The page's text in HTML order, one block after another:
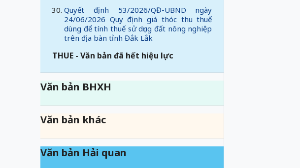
Quyết định 53/2026/QĐ-UBND ngày
24/06/2026 Quy định giá thóc thu thuế
dùng để tính thuế sử dụng đất nông nghiệp
trên địa bàn tỉnh Đắk Lắk
THUE - Văn bản đã hết hiệu lực
Văn bản BHXH
Văn bản khác
Văn bản Hải quan